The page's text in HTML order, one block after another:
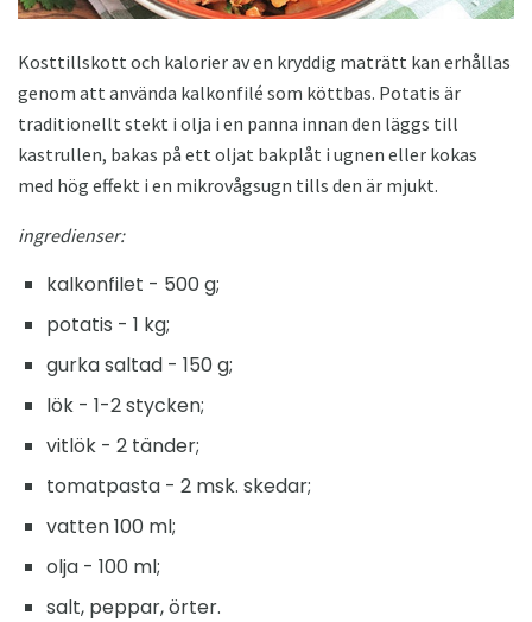
Kosttillskott och kalorier av en kryddig maträtt kan erhållas
genom att använda kalkonfilé som köttbas. Potatis är
traditionellt stekt i olja i en panna innan den läggs till
kastrullen, bakas på ett oljat bakplåt i ugnen eller kokas
med hög effekt i en mikrovågsugn tills den är mjukt.
ingredienser:
kalkonfilet - 500 g;
potatis - 1 kg;
gurka saltad - 150 g;
lök - 1-2 stycken;
vitlök - 2 tänder;
tomatpasta - 2 msk. skedar;
vatten 100 ml;
olja - 100 ml;
salt, peppar, örter.